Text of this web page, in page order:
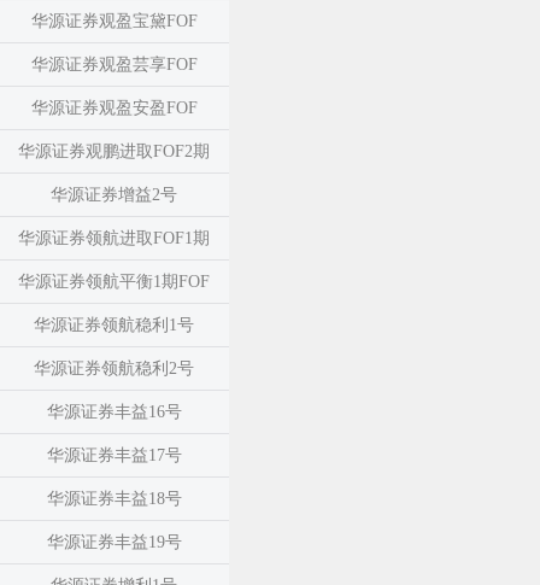
华源证券观盈宝黛FOF
华源证券观盈芸享FOF
华源证券观盈安盈FOF
华源证券观鹏进取FOF2期
华源证券增益2号
华源证券领航进取FOF1期
华源证券领航平衡1期FOF
华源证券领航稳利1号
华源证券领航稳利2号
华源证券丰益16号
华源证券丰益17号
华源证券丰益18号
华源证券丰益19号